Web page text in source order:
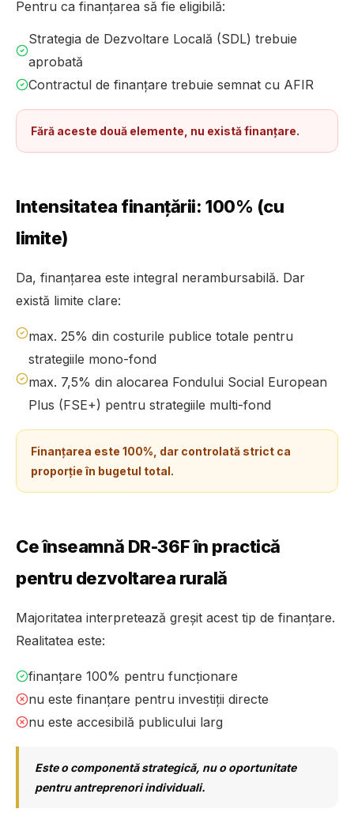
Pentru ca finanțarea să fie eligibilă:
Strategia de Dezvoltare Locală (SDL) trebuie
aprobată
Contractul de finanțare trebuie semnat cu AFIR
Fără aceste două elemente, nu există finanțare.
Intensitatea finanțării: 100% (cu
limite)
Da, finanțarea este integral nerambursabilă. Dar
există limite clare:
max. 25% din costurile publice totale pentru
strategiile mono-fond
max. 7,5% din alocarea Fondului Social European
Plus (FSE+) pentru strategiile multi-fond
Finanțarea este 100%, dar controlată strict ca
proporție în bugetul total.
Ce înseamnă DR-36F în practică
pentru dezvoltarea rurală
Majoritatea interpretează greșit acest tip de finanțare.
Realitatea este:
finanțare 100% pentru funcționare
nu este finanțare pentru investiții directe
nu este accesibilă publicului larg
Este o componentă strategică, nu o oportunitate
pentru antreprenori individuali.